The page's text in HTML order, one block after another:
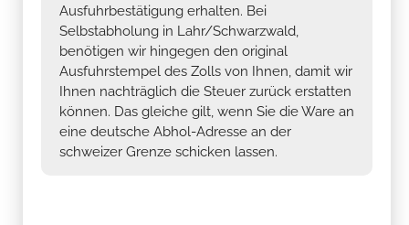
Ausfuhrbestätigung erhalten. Bei
Selbstabholung in Lahr/Schwarzwald,
benötigen wir hingegen den original
Ausfuhrstempel des Zolls von Ihnen, damit wir
Ihnen nachträglich die Steuer zurück erstatten
können. Das gleiche gilt, wenn Sie die Ware an
eine deutsche Abhol-Adresse an der
schweizer Grenze schicken lassen.